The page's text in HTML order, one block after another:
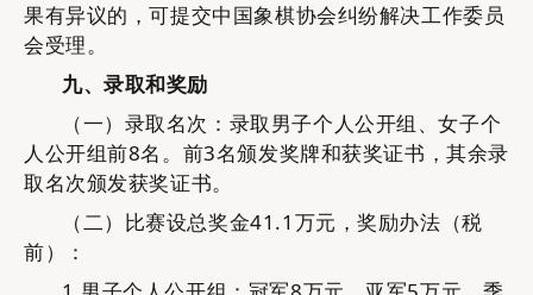
果有异议的，可提交中国象棋协会纠纷解决工作委员
会受理。
九、录取和奖励
（一） 录取名次： 录取男子个人公开组、女子个
人公开组前8名。前3名颁发奖牌和获奖证书，其余录
取名次颁发获奖证书。
（二）比赛设总奖金41.1万元 ，奖励办法 （税
前）
：